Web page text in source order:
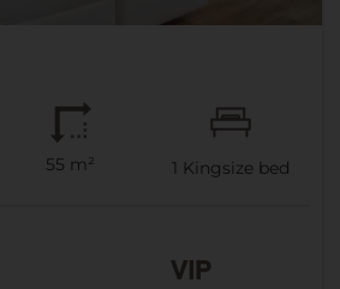
55 m² 1 Kingsize bed